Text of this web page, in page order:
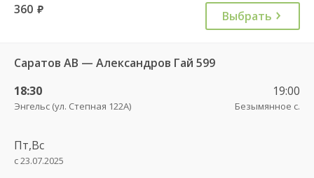
360 руб. Выбрать
Саратов АВ — Александров Гай 599
18:30
Энгельс (ул. Степная 122А)
19:00
Безымянное с.
Пт,Вс
с 23.07.2025